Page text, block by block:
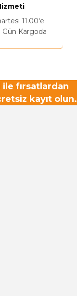
11.00'e
Gün Kargoda
fırsatlardan
kayıt olun.